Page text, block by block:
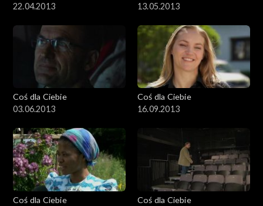
22.04.2013
13.05.2013
Coś dla Ciebie
03.06.2013
Coś dla Ciebie
16.09.2013
Coś dla Ciebie
Coś dla Ciebie